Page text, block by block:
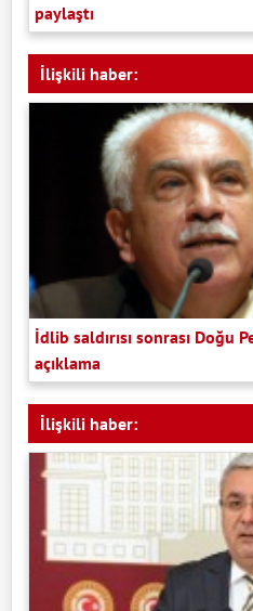
paylaştı
İlişkili haber:
İdlib saldırısı sonrası Doğu
açıklama
İlişkili haber: